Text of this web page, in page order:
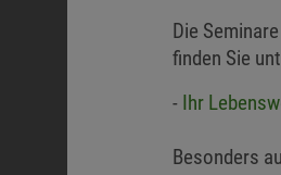
Die
finden Sie
Ihr
Besonders